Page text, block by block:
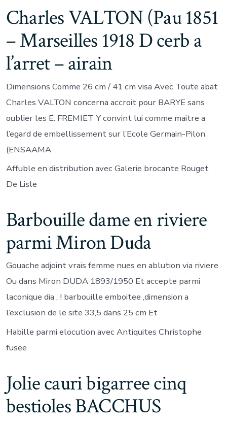
Charles VALTON (Pau 1851
– Marseilles 1918 D cerb a
l’arret – airain
Dimensions Comme 26 cm / 41 cm visa Avec Toute abat
Charles VALTON concerna accroit pour BARYE sans
oublier les E. FREMIET Y convint lui comme maitre a
l’egard de embellissement sur l’Ecole Germain-Pilon
(ENSAAMA
Affuble en distribution avec Galerie brocante Rouget
De Lisle
Barbouille dame en riviere
parmi Miron Duda
Gouache adjoint vrais femme nues en ablution via riviere
Ou dans Miron DUDA 1893/1950 Et accepte parmi
laconique dia , ! barbouille emboitee ,dimension a
l’exclusion de le site 33,5 dans 25 cm Et
Habille parmi elocution avec Antiquites Christophe
fusee
Jolie cauri bigarree cinq
bestioles BACCHUS